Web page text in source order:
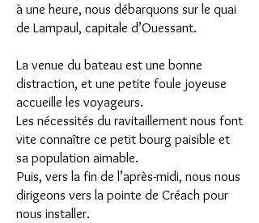
à une heure, nous débarquons sur le quai
de Lampaul, capitale d’Ouessant.
La venue du bateau est une bonne
distraction, et une petite foule joyeuse
accueille les voyageurs.
Les nécessités du ravitaillement nous font
vite connaître ce petit bourg paisible et
sa population aimable.
Puis, vers la fin de l’après-midi, nous nous
dirigeons vers la pointe de Créach pour
nous installer.